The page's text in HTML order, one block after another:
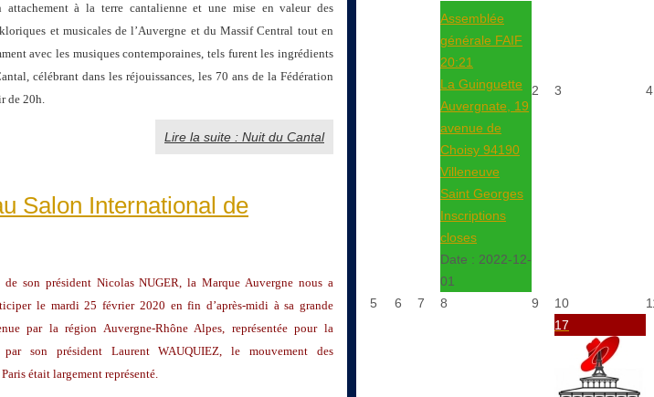
attachement à la terre cantalienne et une mise en valeur des
et musicales de l’Auvergne et du Massif Central tout en
avec les musiques contemporaines, tels furent les ingrédients
célébrant dans les réjouissances, les 70 ans de la Fédération
de 20h.
Lire la suite : Nuit du Cantal
Salon International de
son président Nicolas NUGER, la Marque Auvergne nous a
le mardi 25 février 2020 en fin d’après-midi à sa grande
par la région Auvergne-Rhône Alpes, représentée pour la
par son président Laurent WAUQUIEZ, le mouvement des
était largement représenté.
Assemblée
générale FAIF
20:21
La Guinguette
Auvergnate, 19
avenue de
Choisy 94190
Villeneuve
Saint Georges
Inscriptions
closes
Date : 2022-12-
01
2 3 4
5 6 7 8 9 10
17